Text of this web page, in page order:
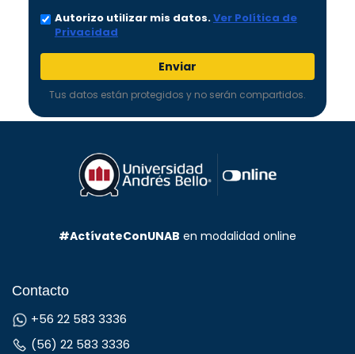
Neurociencia:
Herramientas Prácticas
para Generar
Modalidad:Online
Saber más
Autorizo utilizar mis datos.Ver Política de
Privacidad
Enviar
Tus datos están protegidos y no serán compartidos.
#ActívateConUNAB en modalidad online
Contacto
+56 22 583 3336
(56) 22 583 3336